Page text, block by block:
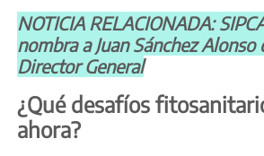
NOTICIA RELACIONADA:
nombra a Juan Sánchez
Director General
¿Qué desafíos
ahora?